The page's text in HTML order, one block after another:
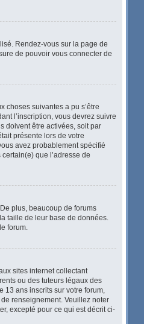
Rendez-vous sur la page de
de pouvoir vous connecter de
choses suivantes a pu s’être
l’inscription, vous devrez suivre
doivent être activées, soit par
présente lors de votre
avez probablement spécifié
que l’adresse de
plus, beaucoup de forums
taille de leur base de données.
forum.
sites internet collectant
ou des tuteurs légaux des
13 ans inscrits sur votre forum,
renseignement. Veuillez noter
excepté pour ce qui est décrit ci-